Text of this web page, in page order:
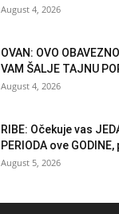
August 4, 2026
OVAN: OVO
VAM ŠALJE TAJNU
August 4, 2026
RIBE: Očekuje vas
PERIODA ove
August 5, 2026